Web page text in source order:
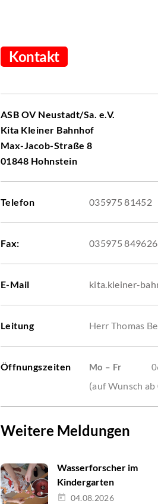
Kontakt
ASB OV Neustadt/Sa. e.V.
Kita Kleiner Bahnhof
Max-Jacob-Straße 8
01848 Hohnstein
Telefon 035975 81452
Fax: 035975 849626
E-Mail kita.kleiner-
Leitung Herr Thomas
Öffnungszeiten Mo – Fr
(auf Wunsch
Weitere Meldungen
Wasserforscher im
Kindergarten
04.08.2026